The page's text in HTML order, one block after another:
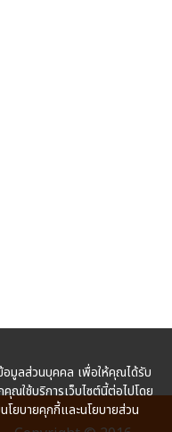
อมูลส่วนบุคคล เพื่อให้คุณได้รับ
ณใช้บริการเว็บไซต์นี้ต่อไปโดย
ยบายคุกกี้และนโยบายส่วน